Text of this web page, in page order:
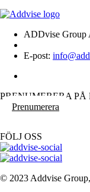
ADDvise Group
E-post:
PRENUMERERA
Prenumerera
FÖLJ OSS
© 2023 Addvise